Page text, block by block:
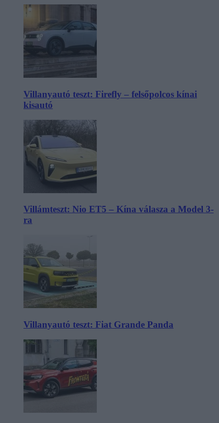
Villanyautó teszt: Firefly – felsőpolcos kínai
kisautó
Villámteszt: Nio ET5 – Kína válasza a Model 3-
ra
Villanyautó teszt: Fiat Grande Panda